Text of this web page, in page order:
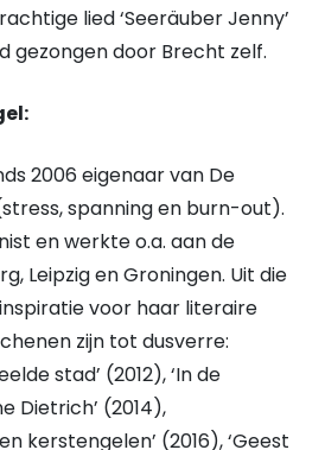
lied ‘Seeräuber Jenny’
gezongen door Brecht zelf.
2006 eigenaar van De
spanning en burn-out).
en werkte o.a. aan de
Leipzig en Groningen. Uit die
voor haar literaire
zijn tot dusverre:
stad’ (2012), ‘In de
Dietrich’ (2014),
kerstengelen’ (2016), ‘Geest